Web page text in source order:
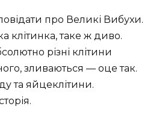
про Великі Вибухи.
клітинка, таке ж диво.
різні клітини
зливаються — оце так.
та яйцеклітини.